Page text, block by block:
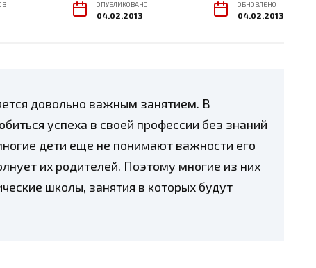
ОПУБЛИКОВАНО
04.02.2013
ОБНОВЛЕНО
04.02.2013
довольно важным занятием. В
успеха в своей профессии без знаний
дети еще не понимают важности его
их родителей. Поэтому многие из них
школы, занятия в которых будут